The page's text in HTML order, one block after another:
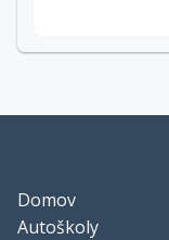
Domov
Autoškoly